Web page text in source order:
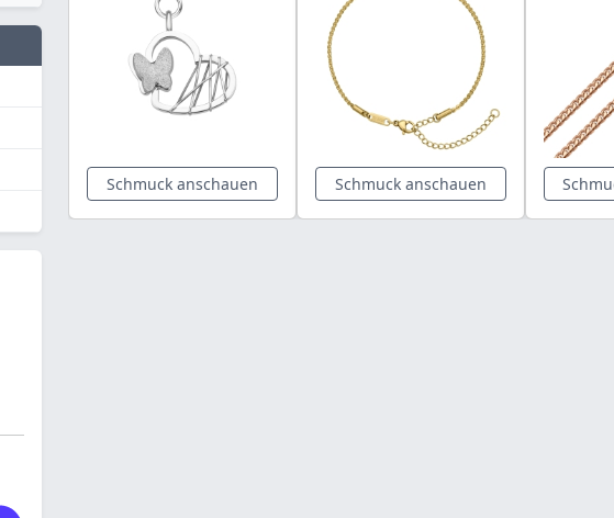
Schmuck anschauen Schmuck anschauen